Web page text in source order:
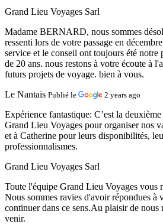
Grand Lieu Voyages Sarl
Madame BERNARD, nous sommes
ressenti lors de votre passage en
service et le conseil ont toujours été notre
de 20 ans. nous restons à votre écoute à
futurs projets de voyage. bien à vous.
Le Nantais Publié le 2 years ago
Expérience fantastique: C’est la
Grand Lieu Voyages pour organiser nos
et à Catherine pour leurs disponibilités,
professionnalismes.
Grand Lieu Voyages Sarl
Toute l'équipe Grand Lieu Voyages vous
Nous sommes ravies d'avoir répondues à
continuer dans ce sens.Au plaisir de
venir.